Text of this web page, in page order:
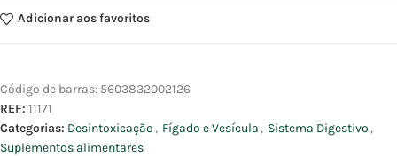
Adicionar aos favoritos
Código de barras: 5603832002126
REF: 11171
Categorias: Desintoxicação , Fígado e Vesícula , Sistema Digestivo ,
Suplementos alimentares